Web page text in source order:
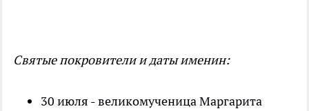
Святые покровители и даты именин:
30 июля - великомученица Маргарита